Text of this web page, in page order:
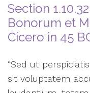
Section
Bonorum et
Cicero in 45
“Sed ut
sit voluptatem